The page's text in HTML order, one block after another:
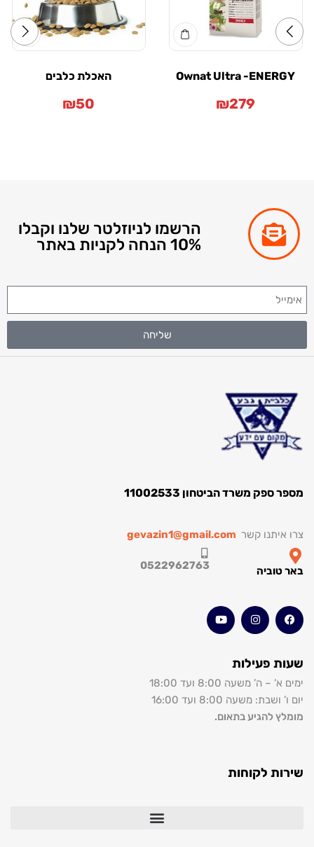
Ownat Ultra -ENERGY
₪279
האכלת כלבים
₪50
הרשמו לניוזלטר שלנו וקבלו
10% הנחה לקניות באתר
שליחה
מספר ספק משרד הביטחון 11002533
צרו איתנו קשר
באר טוביה 0522962763
שעות פעילות
ימים א’ – ה’ משעה 8:00 ועד 18:00
יום ו’ ושבת: משעה 8:00 ועד 16:00
מומלץ להגיע בתאום.
שירות לקוחות